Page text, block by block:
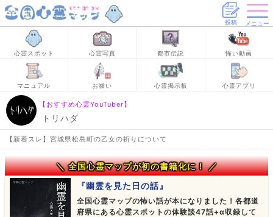
投稿 メニュー
心霊スポット 心霊写真 都市伝説 怖い動画
マニュアル お祓い 心霊掲示板 心霊アプリ
【おすすめ心霊YouTuber】
トリハダ
【新着スレ】宮城県松島町の乙女の祈りについて
＼ 全国心霊マップが初の書籍化に！ ／
『幽霊を見た日の話』
全国心霊マップの怖い話が本になりました！各都道
府県にある心霊スポットの体験談47話+α収録して